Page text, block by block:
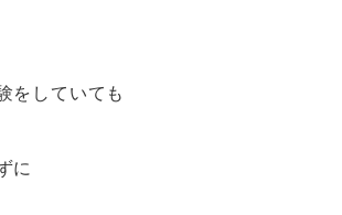
をしていても
に